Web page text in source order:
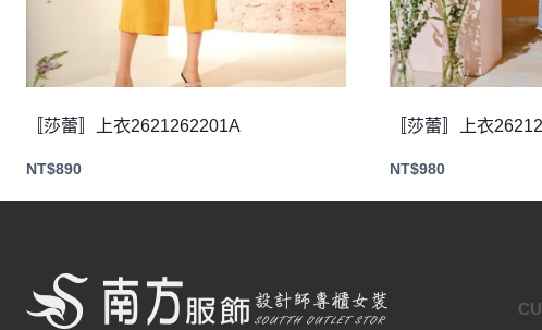
〚莎蕾〛上衣2621262201A
NT$890
〚莎蕾〛上衣
NT$980